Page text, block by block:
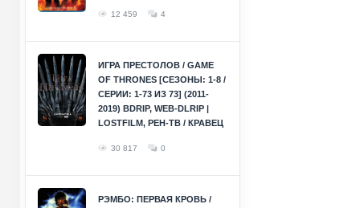
12 459 4
ИГРА ПРЕСТОЛОВ / GAME
OF THRONES [СЕЗОНЫ: 1-8 /
СЕРИИ: 1-73 ИЗ 73] (2011-
2019) BDRIP, WEB-DLRIP |
LOSTFILM, РЕН-ТВ / КРАВЕЦ
30 817 0
РЭМБО: ПЕРВАЯ КРОВЬ /